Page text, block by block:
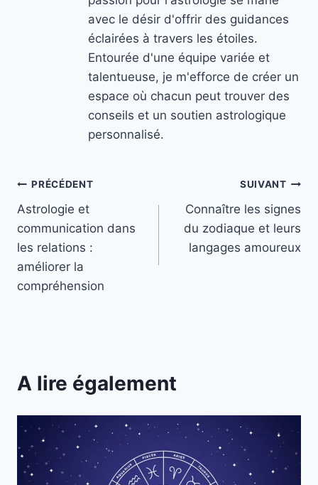
avec le désir d'offrir des guidances
éclairées à travers les étoiles.
Entourée d'une équipe variée et
talentueuse, je m'efforce de créer un
espace où chacun peut trouver des
conseils et un soutien astrologique
personnalisé.
Navigation
de
l’article
PRÉCÉDENT
Astrologie et
communication dans
les relations :
améliorer la
compréhension
SUIVANT
Connaître les signes
du zodiaque et leurs
langages amoureux
A lire également